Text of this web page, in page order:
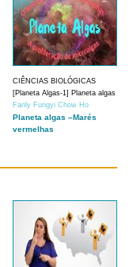
CIÊNCIAS BIOLÓGICAS
[Planeta Algas-1] Planeta algas
Fanly Fungyi Chow Ho
Planeta algas –Marés
vermelhas